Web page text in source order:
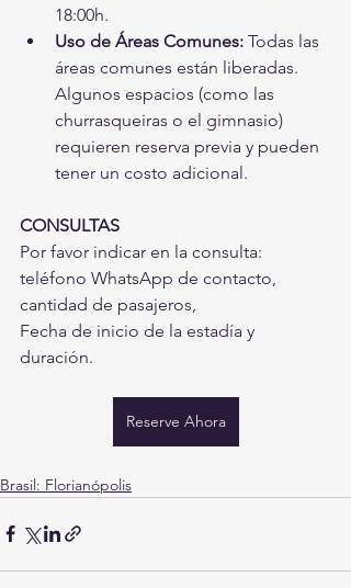
18:00h.
Uso de Áreas Comunes: Todas las
áreas comunes están liberadas.
Algunos espacios (como las
churrasqueiras o el gimnasio)
requieren reserva previa y pueden
tener un costo adicional.
CONSULTAS
Por favor indicar en la consulta:
teléfono WhatsApp de contacto,
cantidad de pasajeros,
Fecha de inicio de la estadía y
duración.
Reserve Ahora
Brasil: Florianópolis